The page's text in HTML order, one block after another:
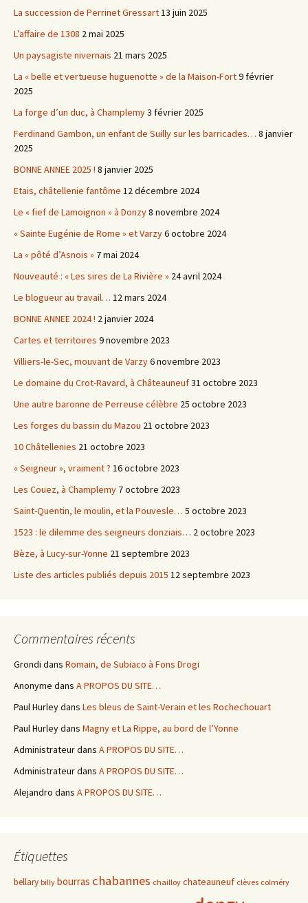
La succession de Perrinet Gressart13 juin 2025
L’affaire de 1308 2 mai 2025
Un paysagiste nivernais 21 mars 2025
La « belle et vertueuse huguenotte » de la Maison-Fort9 février
2025
La forge d’un duc, à Champlemy3 février 2025
Ferdinand Gambon, un enfant de Suilly sur les barricades… 8 janvier
2025
BONNE ANNEE 2025 ! 8 janvier 2025
Etais, châtellenie fantôme 12 décembre 2024
Le « fief de Lamoignon » à Donzy8 novembre 2024
« Sainte Eugénie de Rome » et Varzy6 octobre 2024
La « pôté d’Asnois » 7 mai 2024
Nouveauté : « Les sires de La Rivière » 24 avril 2024
Le blogueur au travail… 12 mars 2024
BONNE ANNEE 2024 ! 2 janvier 2024
Cartes et territoires 9 novembre 2023
Villiers-le-Sec, mouvant de Varzy6 novembre 2023
Le domaine du Crot-Ravard, à Châteauneuf31 octobre 2023
Une autre baronne de Perreuse célèbre 25 octobre 2023
Les forges du bassin du Mazou 21 octobre 2023
10 Châtellenies 21 octobre 2023
« Seigneur », vraiment ? 16 octobre 2023
Les Couez, à Champlemy 7 octobre 2023
Saint-Quentin, le moulin, et la Pouvesle… 5 octobre 2023
1523 : le dilemme des seigneurs donziais… 2 octobre 2023
Bèze, à Lucy-sur-Yonne 21 septembre 2023
Liste des articles publiés depuis 2015 12 septembre 2023
Commentaires récents
Grondi dans Romain, de Subiaco à Fons Drogi
Anonyme dans A PROPOS DU SITE…
Paul Hurleydans Les bleus de Saint-Verain et les Rochechouart
Paul Hurleydans Magny et La Rippe, au bord de l’Yonne
Administrateurdans A PROPOS DU SITE…
Administrateurdans A PROPOS DU SITE…
Alejandro dans A PROPOS DU SITE…
Étiquettes
bellary billy bourras chabannes chailloy chateauneuf clèves colméry